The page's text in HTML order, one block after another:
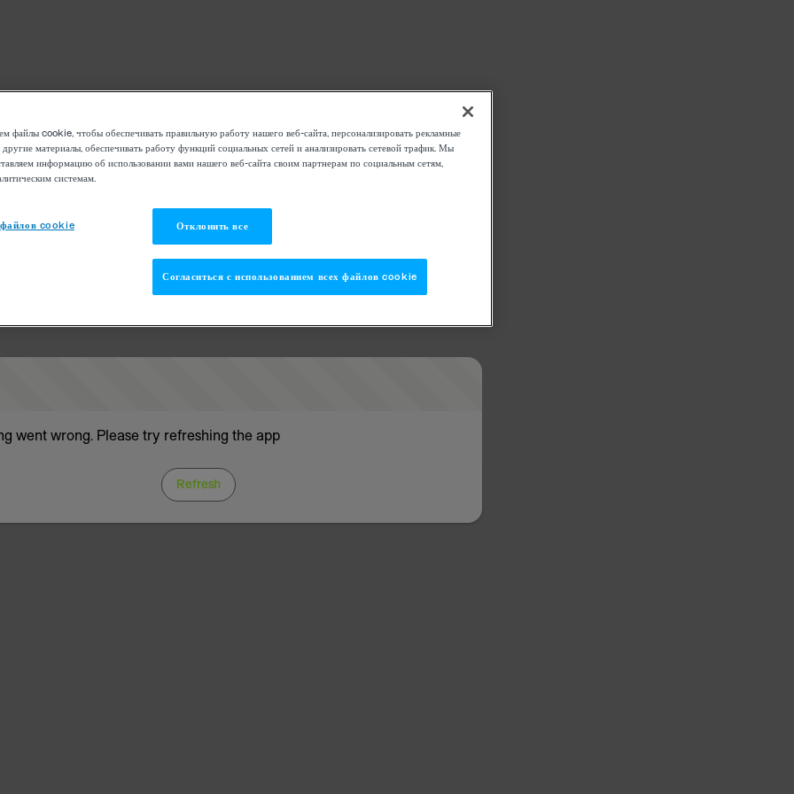
went wrong. Please try refreshing the app
Refresh
файлы cookie, чтобы обеспечивать правильную работу нашего веб-сайта, персонализировать рекламные
другие материалы, обеспечивать работу функций социальных сетей и анализировать сетевой трафик. Мы
информацию об использовании вами нашего веб-сайта своим партнерам по социальным сетям,
системам.
cookie Отклонить все
Согласиться с использованием всех файлов cookie